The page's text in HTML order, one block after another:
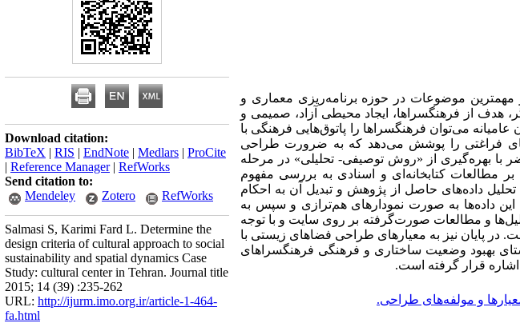
مهمترین موضوعات در حوزه برنامه‌ریزی معماری و
هدف از فرهنگسراها، ایجاد محیطی آزاد، صمیمی و
می‌توان فرهنگسراها را پاتوق‌هایی فرهنگی با
فراغتی را پوشش می‌دهد که به ضرورت طراحی
با بهره‌گیری از «روش توصیفی- تحلیلی» در مرحله
مطالعات کتابخانه‌ای و اسنادی به بررسی مفهوم
داده‌های حاصل از پژوهش و تبدیل آن به احکام
داده‌ها به صورت نمودارهای هم‌ترازی و سپس به
و مطالعات صورت‌گرفته بر روی سایت و با توجه
در پایان نیز به معیارهای طراحی فضاهای زیستی با
بهبود وضعیت ساختاری و فرهنگی فرهنگسراهای
قرار گرفته است.
و مولفه‌های طراحی.
Download citation:
BibTeX | RIS | EndNote | Medlars | ProCite
| Reference Manager| RefWorks
Send citation to:
Mendeley
Zotero RefWorks
Salmasi S, Karimi Fard L. Determine the
design criteria of cultural approach to social
sustainability and spatial dynamics Case
Study: cultural center in Tehran. Journal title
2015; 14 (39) :235-262
URL: http://ijurm.imo.org.ir/article-1-464-
fa.html